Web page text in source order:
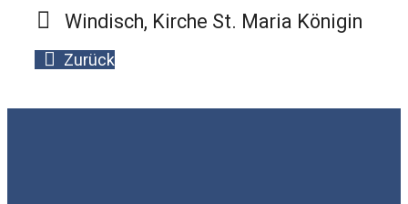
Windisch, Kirche St. Maria Königin
Zurück